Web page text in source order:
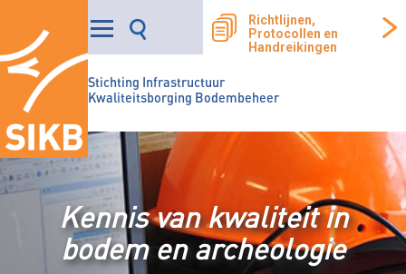
Stichting Infrastructuur
Kwaliteitsborging Bodembeheer
Richtlijnen,
Protocollen en
Handreikingen
Kennis van kwaliteit in
bodem en archeologie